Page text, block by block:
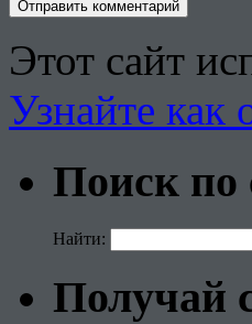
Этот сайт
Узнайте как
Поиск по
Найти:
Получай